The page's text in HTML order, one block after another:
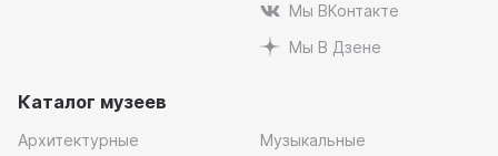
Мы ВКонтакте
Мы В Дзене
Каталог музеев
Архитектурные
Музыкальные